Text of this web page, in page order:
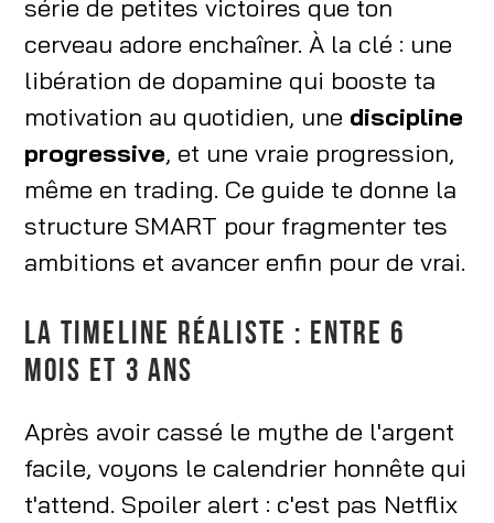
série de petites victoires que ton
cerveau adore enchaîner. À la clé : une
libération de dopamine qui booste ta
motivation au quotidien, une discipline
progressive, et une vraie progression,
même en trading. Ce guide te donne la
structure SMART pour fragmenter tes
ambitions et avancer enfin pour de vrai.
LA TIMELINE RÉALISTE : ENTRE 6
MOIS ET 3 ANS
Après avoir cassé le mythe de l'argent
facile, voyons le calendrier honnête qui
t'attend. Spoiler alert : c'est pas Netflix